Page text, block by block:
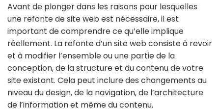
Avant de plonger dans les raisons pour lesquelles
une refonte de site web est nécessaire, il est
important de comprendre ce qu’elle implique
réellement. La refonte d’un site web consiste à revoir
et à modifier l’ensemble ou une partie de la
conception, de la structure et du contenu de votre
site existant. Cela peut inclure des changements au
niveau du design, de la navigation, de l’architecture
de l’information et même du contenu.